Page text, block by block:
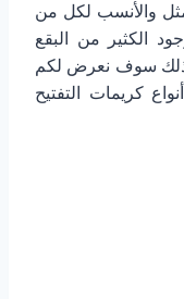
والأنسب لكل من
الكثير من البقع
لذلك سوف نعرض لكم
كريمات التفتيح